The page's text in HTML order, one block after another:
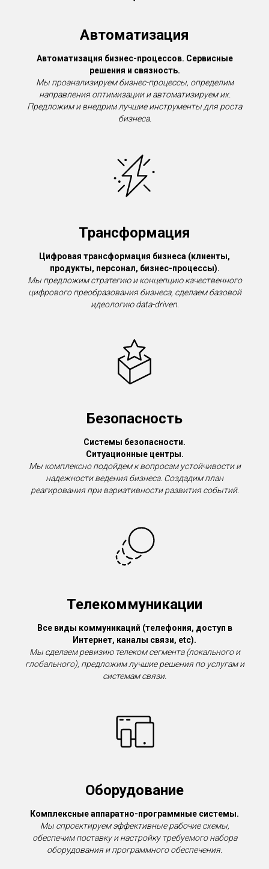
Автоматизация
Автоматизация бизнес-процессов. Сервисные
решения и связность.
Мы проанализируем бизнес-процессы, определим
направления оптимизации и автоматизируем их.
Предложим и внедрим лучшие инструменты для роста
бизнеса.
Трансформация
Цифровая трансформация бизнеса (клиенты,
продукты, персонал, бизнес-процессы).
Мы предложим стратегию и концепцию качественного
цифрового преобразования бизнеса, сделаем базовой
идеологию data-driven.
Безопасность
Системы безопасности.
Ситуационные центры.
Мы комплексно подойдем к вопросам устойчивости и
надежности ведения бизнеса. Создадим план
реагирования при вариативности развития событий.
Телекоммуникации
Все виды коммуникаций (телефония, доступ в
Интернет, каналы связи, etc).
Мы сделаем ревизию телеком сегмента (локального и
глобального), предложим лучшие решения по услугам и
системам связи.
Оборудование
Комплексные аппаратно-программные системы.
Мы спроектируем эффективные рабочие схемы,
обеспечим поставку и настройку требуемого набора
оборудования и программного обеспечения.